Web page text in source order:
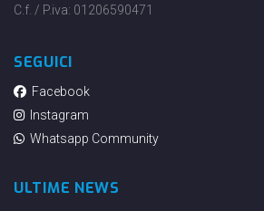
C.f. / P.iva: 01206590471
SEGUICI
Facebook
Instagram
Whatsapp Community
ULTIME NEWS